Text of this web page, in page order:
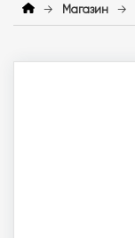
→ Магазин →